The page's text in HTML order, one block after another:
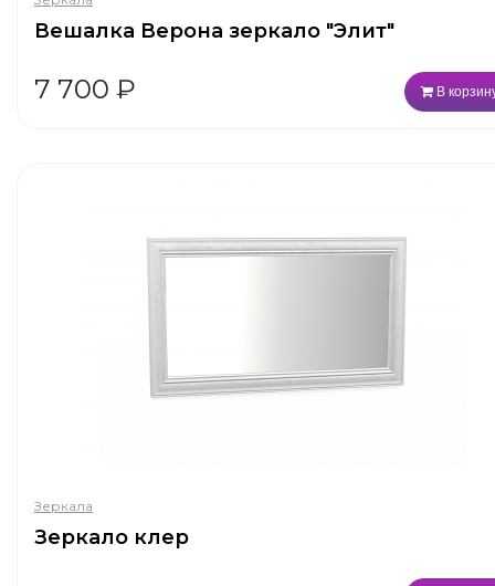
Вешалка Верона зеркало "Элит"
7 700 ₽ В
Зеркала
Зеркало клер